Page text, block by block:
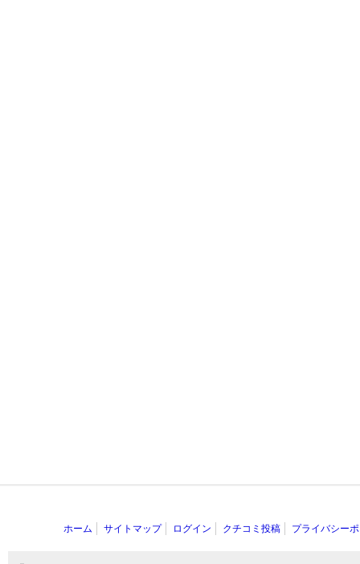
ホーム サイトマップ ログイン クチコミ投稿 プライバシー